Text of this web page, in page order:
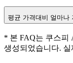
평균 가격대비 얼마나
* 본 FAQ는 쿠스피
생성되었습니다.